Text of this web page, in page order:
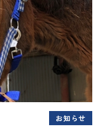
お知らせ